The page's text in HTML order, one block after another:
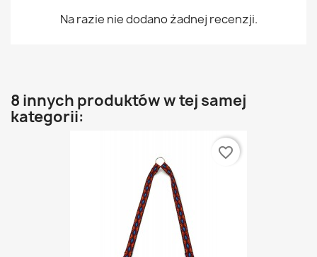
Na razie nie dodano żadnej recenzji.
8 innych produktów w tej samej
kategorii:
favorite_border